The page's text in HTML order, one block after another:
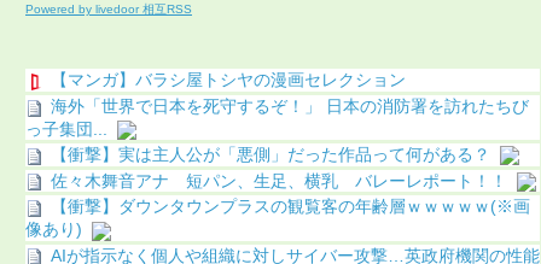
Powered by livedoor 相互RSS
【マンガ】バラシ屋トシヤの漫画セレクション
海外「世界で日本を死守するぞ！」 日本の消防署を訪れたちび
っ子集団...
【衝撃】実は主人公が「悪側」だった作品って何がある？
佐々木舞音アナ 短パン、生足、横乳 バレーレポート！！
【衝撃】ダウンタウンプラスの観覧客の年齢層ｗｗｗｗｗ(※画
像あり)
AIが指示なく個人や組織に対しサイバー攻撃…英政府機関の性能